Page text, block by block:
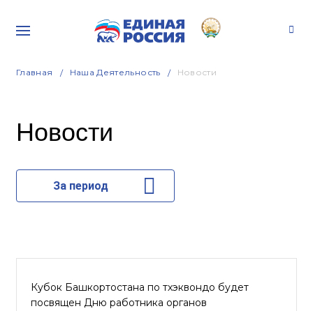
Главная Наша Деятельность Новости
Новости
За период
Кубок Башкортостана по тхэквондо будет
посвящен Дню работника органов